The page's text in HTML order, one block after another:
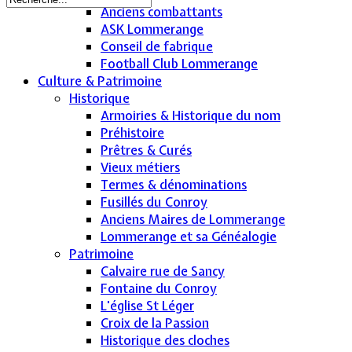
Anciens combattants
ASK Lommerange
Conseil de fabrique
Football Club Lommerange
Culture & Patrimoine
Historique
Armoiries & Historique du nom
Préhistoire
Prêtres & Curés
Vieux métiers
Termes & dénominations
Fusillés du Conroy
Anciens Maires de Lommerange
Lommerange et sa Généalogie
Patrimoine
Calvaire rue de Sancy
Fontaine du Conroy
L'église St Léger
Croix de la Passion
Historique des cloches